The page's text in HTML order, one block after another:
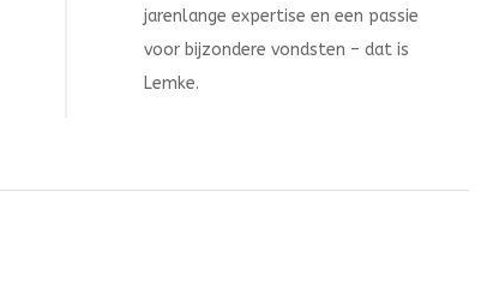
jarenlange expertise en een passie
voor bijzondere vondsten – dat is
Lemke.